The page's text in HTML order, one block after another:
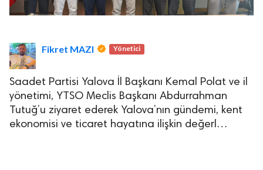
Fikret MAZI Yönetici
Saadet Partisi Yalova İl Başkanı Kemal Polat ve il
yönetimi, YTSO Meclis Başkanı Abdurrahman
Tutuğ’u ziyaret ederek Yalova’nın gündemi, kent
ekonomisi ve ticaret hayatına ilişkin değerl…